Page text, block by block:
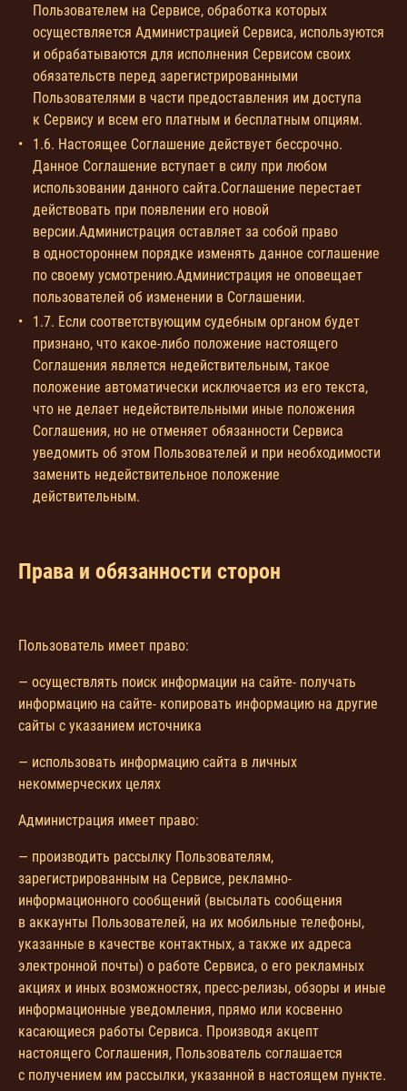
Пользователем на Сервисе, обработка которых
осуществляется Администрацией Сервиса, используются
и обрабатываются для исполнения Сервисом своих
обязательств перед зарегистрированными
Пользователями в части предоставления им доступа
к Сервису и всем его платным и бесплатным опциям.
1.6. Настоящее Соглашение действует бессрочно.
Данное Соглашение вступает в силу при любом
использовании данного сайта.Соглашение перестает
действовать при появлении его новой
версии.Администрация оставляет за собой право
в одностороннем порядке изменять данное соглашение
по своему усмотрению.Администрация не оповещает
пользователей об изменении в Соглашении.
1.7. Если соответствующим судебным органом будет
признано, что какое-либо положение настоящего
Соглашения является недействительным, такое
положение автоматически исключается из его текста,
что не делает недействительными иные положения
Соглашения, но не отменяет обязанности Сервиса
уведомить об этом Пользователей и при необходимости
заменить недействительное положение
действительным.
Права и обязанности сторон
Пользователь имеет право:
— осуществлять поиск информации на сайте- получать
информацию на сайте- копировать информацию на другие
сайты с указанием источника
— использовать информацию сайта в личных
некоммерческих целях
Администрация имеет право:
— производить рассылку Пользователям,
зарегистрированным на Сервисе, рекламно-
информационного сообщений (высылать сообщения
в аккаунты Пользователей, на их мобильные телефоны,
указанные в качестве контактных, а также их адреса
электронной почты) о работе Сервиса, о его рекламных
акциях и иных возможностях, пресс-релизы, обзоры и иные
информационные уведомления, прямо или косвенно
касающиеся работы Сервиса. Производя акцепт
настоящего Соглашения, Пользователь соглашается
с получением им рассылки, указанной в настоящем пункте.